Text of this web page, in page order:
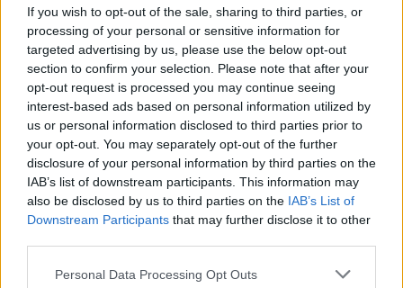
If you wish to opt-out of the sale, sharing to third parties, or
processing of your personal or sensitive information for
targeted advertising by us, please use the below opt-out
section to confirm your selection. Please note that after your
opt-out request is processed you may continue seeing
interest-based ads based on personal information utilized by
us or personal information disclosed to third parties prior to
your opt-out. You may separately opt-out of the further
disclosure of your personal information by third parties on the
IAB’s list of downstream participants. This information may
also be disclosed by us to third parties on the IAB’s List of
Downstream Participants that may further disclose it to other
Personal Data Processing Opt Outs
Születésnapi programokkal várja a
hétvégén a közönséget a 160 éves
Fővárosi Állatkert
ÉLŐ BOLYGÓNK
Szedd magad őszibarack: itt vannak
a legjobb lelőhelyek!
SZEMLE